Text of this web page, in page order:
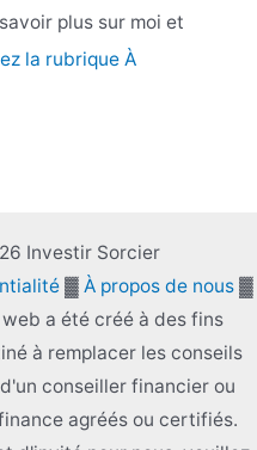
plus sur moi et
la rubrique À
Investir Sorcier
▓ À propos de nous▓
a été créé à des fins
à remplacer les conseils
conseiller financier ou
agréés ou certifiés.